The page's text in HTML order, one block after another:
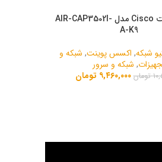
اکسس پوینت Cisco مدل AIR-CAP3502I-
A-K9
شبکه, اکسس پوینت, شبکه و
, شبکه و سرور
تومان ۹,۴۶۰,۰۰۰ تومان